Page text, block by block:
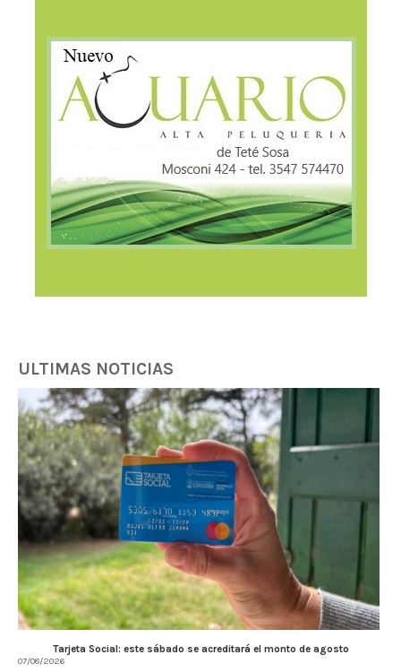
ULTIMAS NOTICIAS
Tarjeta Social: este sábado se acreditará el monto de agosto
07/08/2026